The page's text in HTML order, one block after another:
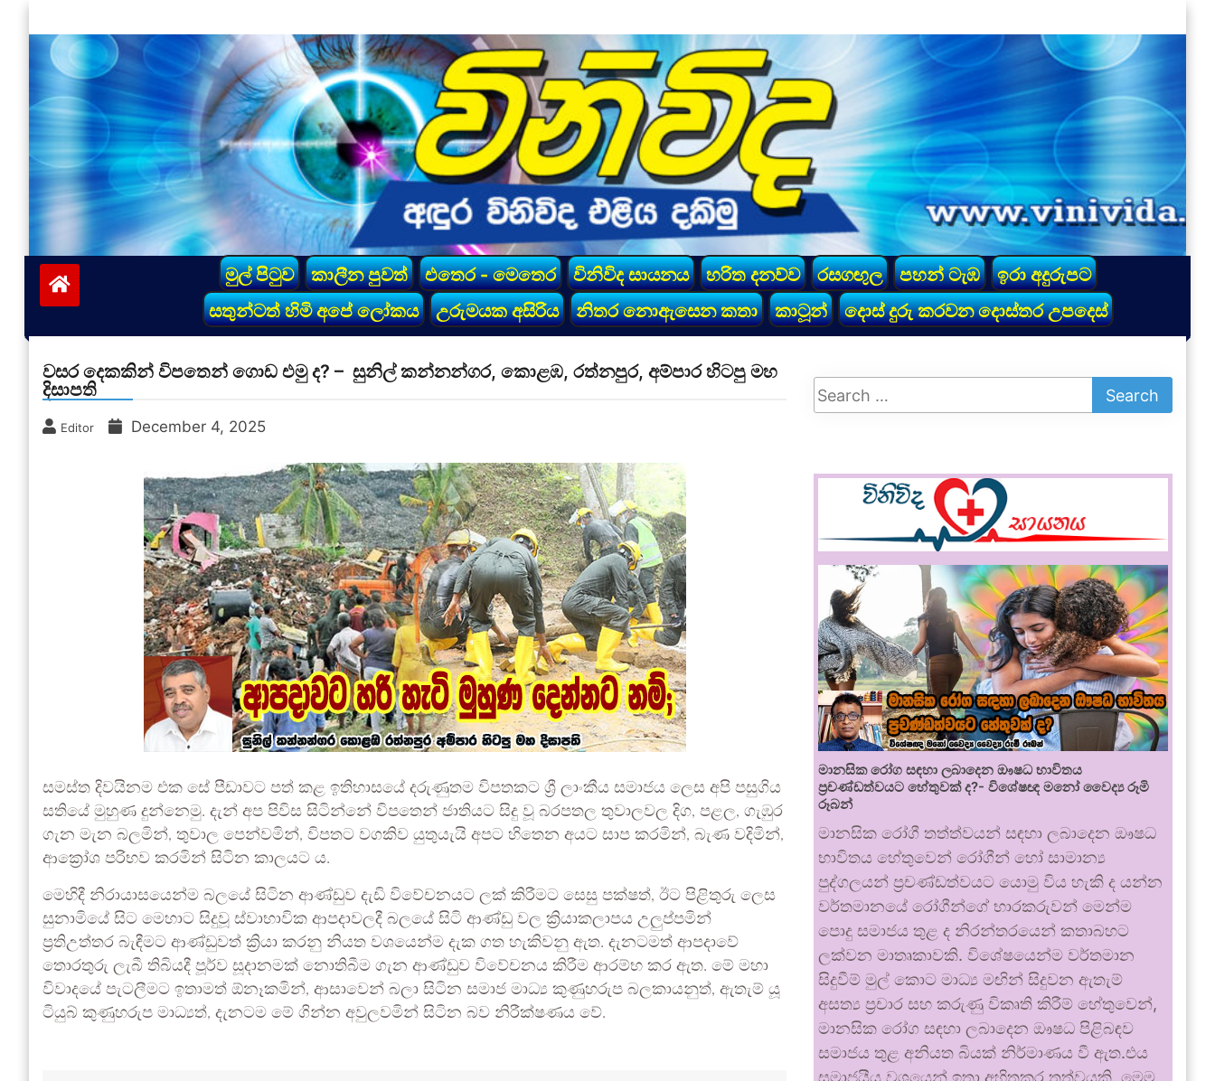
to
content
vinivida.lk
මුල් පිටුව කාලීන පුවත් එතෙර - මෙතෙර විනිවිද සායනය හරිත දනව්ව රසගඟුල පහන් ටැඹ
ඉරා අදුරුපට
සතුන්ටත් හිමි අපේ ලෝකය
උරුමයක අසිරිය නිතර නොඇසෙන කතා කාටූන් දොස් දුරු කරවන දොස්තර උපදෙස්
වසර දෙකකින් විපතෙන් ගොඩ එමු ද? – සුනිල් කන්නන්ගර, කොළඹ, රත්නපුර, අම්පාර හිටපු මහ
දිසාපති
Editor December 4, 2025
සමස්ත දිවයිනම එක සේ පීඩාවට පත් කළ ඉතිහාසයේ දරුණුතම විපතකට ශ්‍රී ලාංකීය සමාජය ලෙස අපි පසුගිය
සතියේ මුහුණ දුන්නෙමු. දැන් අප පිවිස සිටින්නේ විපතෙන් ජාතියට සිදු වූ බරපතල තුවාලවල දිග, පළල, ගැඹුර
ගැන මැන බලමින්, තුවාල පෙන්වමින්, විපතට වගකිව යුතුයැයි අපට හිතෙන අයට සාප කරමින්, බැණ වදිමින්,
ආක්‍රෝශ පරිභව කරමින් සිටින කාලයට ය.
මෙහිදී නිරායාසයෙන්ම බලයේ සිටින ආණ්ඩුව දැඩි විවේචනයට ලක් කිරීමට සෙසු පක්ෂත්, ඊට පිළිතුරු ලෙස
සුනාමියේ සිට මෙහාට සිදුවූ ස්වාභාවික ආපදාවලදී බලයේ සිටි ආණ්ඩු වල ක්‍රියාකලාපය උලුප්පමින්
ප්‍රතිඋත්තර බැඳීමට ආණ්ඩුවත් ක්‍රියා කරනු නියත වශයෙන්ම දැක ගත හැකිවනු ඇත. දැනටමත් ආපදාවේ
තොරතුරු ලැබී තිබියදී පූර්ව සූදානමක් නොතිබීම ගැන ආණ්ඩුව විවේචනය කිරීම ආරම්භ කර ඇත. මේ මහා
විවාදයේ පැටලීමට ඉතාමත් ඕනෑකමින්, ආසාවෙන් බලා සිටින සමාජ මාධ්‍ය කුණුහරුප බලකායනුත්, ඇතැම් යූ
ටියුබ් කුණුහරුප මාධ්‍යත්, දැනටම මේ ගින්න අවුලවමින් සිටින බව නිරීක්ෂණය වේ.
මානසික රෝග සඳහා ලබාදෙන ඖෂධ භාවිතය
ප්‍රචණ්ඩත්වයට හේතුවක් ද?- විශේෂඥ මනෝ වෛද්‍ය රූමි
රූබන්
මානසික රෝගී තත්ත්වයන් සඳහා ලබාදෙන ඖෂධ
භාවිතය හේතුවෙන් රෝගීන් හෝ සාමාන්‍ය
පුද්ගලයන් ප්‍රචණ්ඩත්වයට යොමු විය හැකි ද යන්න
වර්තමානයේ රෝගීන්ගේ භාරකරුවන් මෙන්ම
පොදු සමාජය තුළ ද නිරන්තරයෙන් කතාබහට
ලක්වන මාතෘකාවකි. විශේෂයෙන්ම වර්තමාන
සිදුවීම් මුල් කොට මාධ්‍ය මඟින් සිදුවන ඇතැම්
අසත්‍ය ප්‍රචාර සහ කරුණු විකෘති කිරීම් හේතුවෙන්,
මානසික රෝග සඳහා ලබාදෙන ඖෂධ පිළිබඳව
සමාජය තුළ අනියත බියක් නිර්මාණය වී ඇත.එය
සමාජයීය වශයෙන් ඉතා අහිතකර තත්වයකි. මෙම